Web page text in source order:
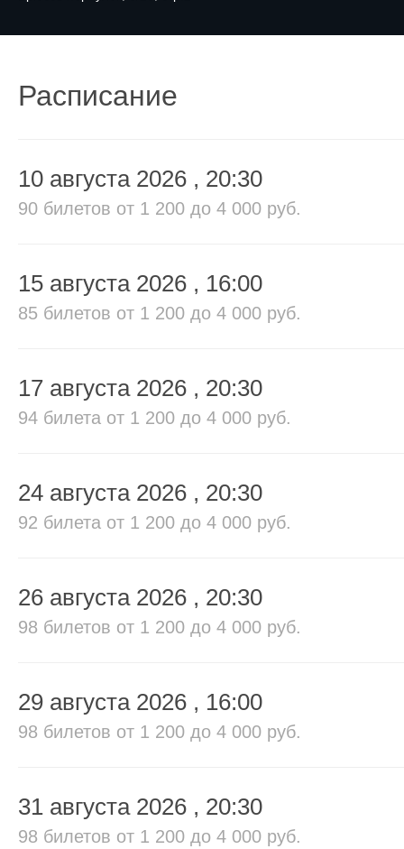
Расписание
10 августа 2026 , 20:30
90 билетов от 1 200 до 4 000 руб.
15 августа 2026 , 16:00
85 билетов от 1 200 до 4 000 руб.
17 августа 2026 , 20:30
94 билета от 1 200 до 4 000 руб.
24 августа 2026 , 20:30
92 билета от 1 200 до 4 000 руб.
26 августа 2026 , 20:30
98 билетов от 1 200 до 4 000 руб.
29 августа 2026 , 16:00
98 билетов от 1 200 до 4 000 руб.
31 августа 2026 , 20:30
98 билетов от 1 200 до 4 000 руб.